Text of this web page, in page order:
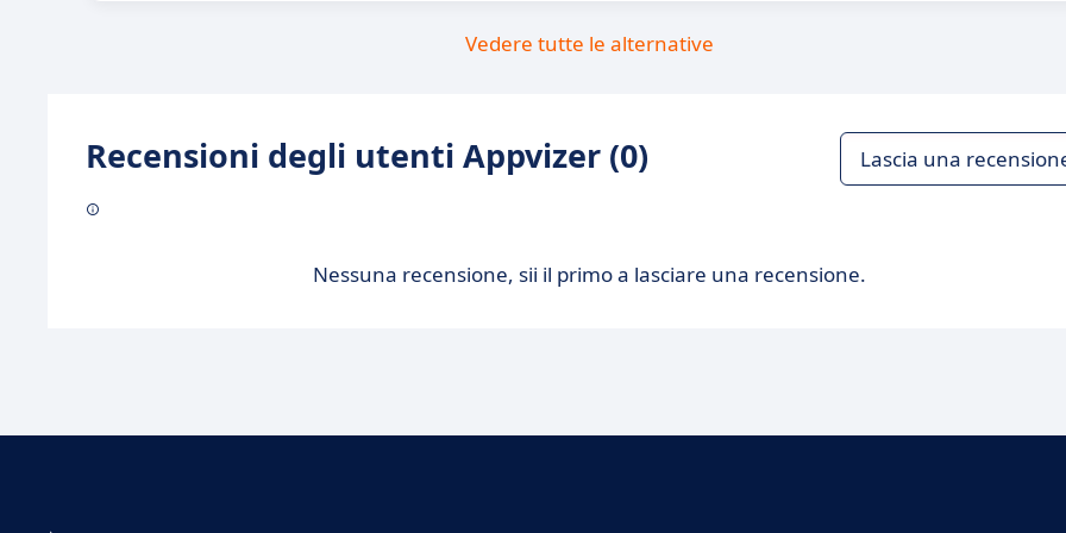
Vedere tutte le alternative
Recensioni degli utenti Appvizer (0) Lascia una
Nessuna recensione, sii il primo a lasciare una recensione.